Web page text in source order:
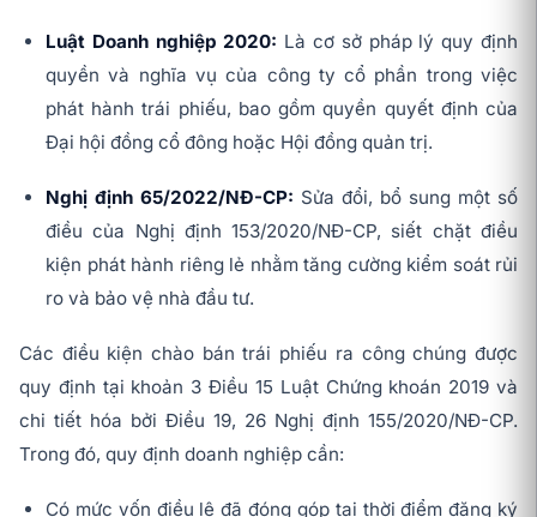
Luật Doanh nghiệp 2020: Là cơ sở pháp lý quy định
quyền và nghĩa vụ của công ty cổ phần trong việc
phát hành trái phiếu, bao gồm quyền quyết định của
Đại hội đồng cổ đông hoặc Hội đồng quản trị.
Nghị định 65/2022/NĐ-CP: Sửa đổi, bổ sung một số
điều của Nghị định 153/2020/NĐ-CP, siết chặt điều
kiện phát hành riêng lẻ nhằm tăng cường kiểm soát rủi
ro và bảo vệ nhà đầu tư.
Các điều kiện chào bán trái phiếu ra công chúng được
quy định tại khoản 3 Điều 15 Luật Chứng khoán 2019 và
chi tiết hóa bởi Điều 19, 26 Nghị định 155/2020/NĐ-CP.
Trong đó, quy định doanh nghiệp cần:
Có mức vốn điều lệ đã đóng góp tại thời điểm đăng ký